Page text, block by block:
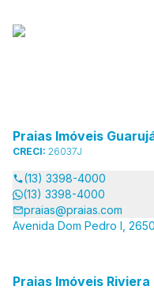
Praias Imóveis
CRECI: 26037J
(13) 3398-4000
(13) 3398-4000
praias@praias.com
Avenida Dom Pedro I,
Praias Imóveis Riviera